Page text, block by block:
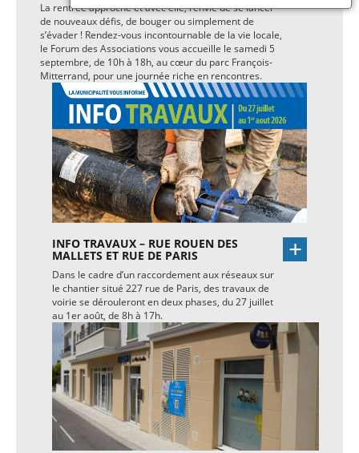
La rentrée approche et avec elle, l’envie de se lancer
de nouveaux défis, de bouger ou simplement de
s’évader ! Rendez-vous incontournable de la vie locale,
le Forum des Associations vous accueille le samedi 5
septembre, de 10h à 18h, au cœur du parc François-
Mitterrand, pour une journée riche en rencontres.
INFO TRAVAUX – RUE ROUEN DES
MALLETS ET RUE DE PARIS
Dans le cadre d’un raccordement aux réseaux sur
le chantier situé 227 rue de Paris, des travaux de
voirie se dérouleront en deux phases, du 27 juillet
au 1er août, de 8h à 17h.